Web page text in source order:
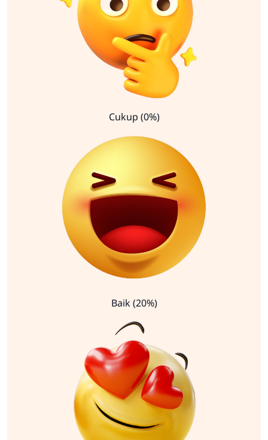
Cukup (0%)
Baik (20%)